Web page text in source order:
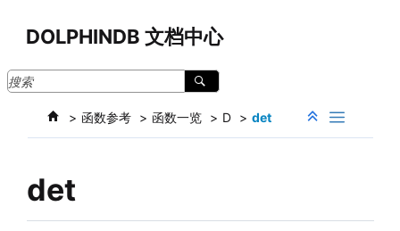
DOLPHINDB 文档中心
函数参考 函数一览 D det
det